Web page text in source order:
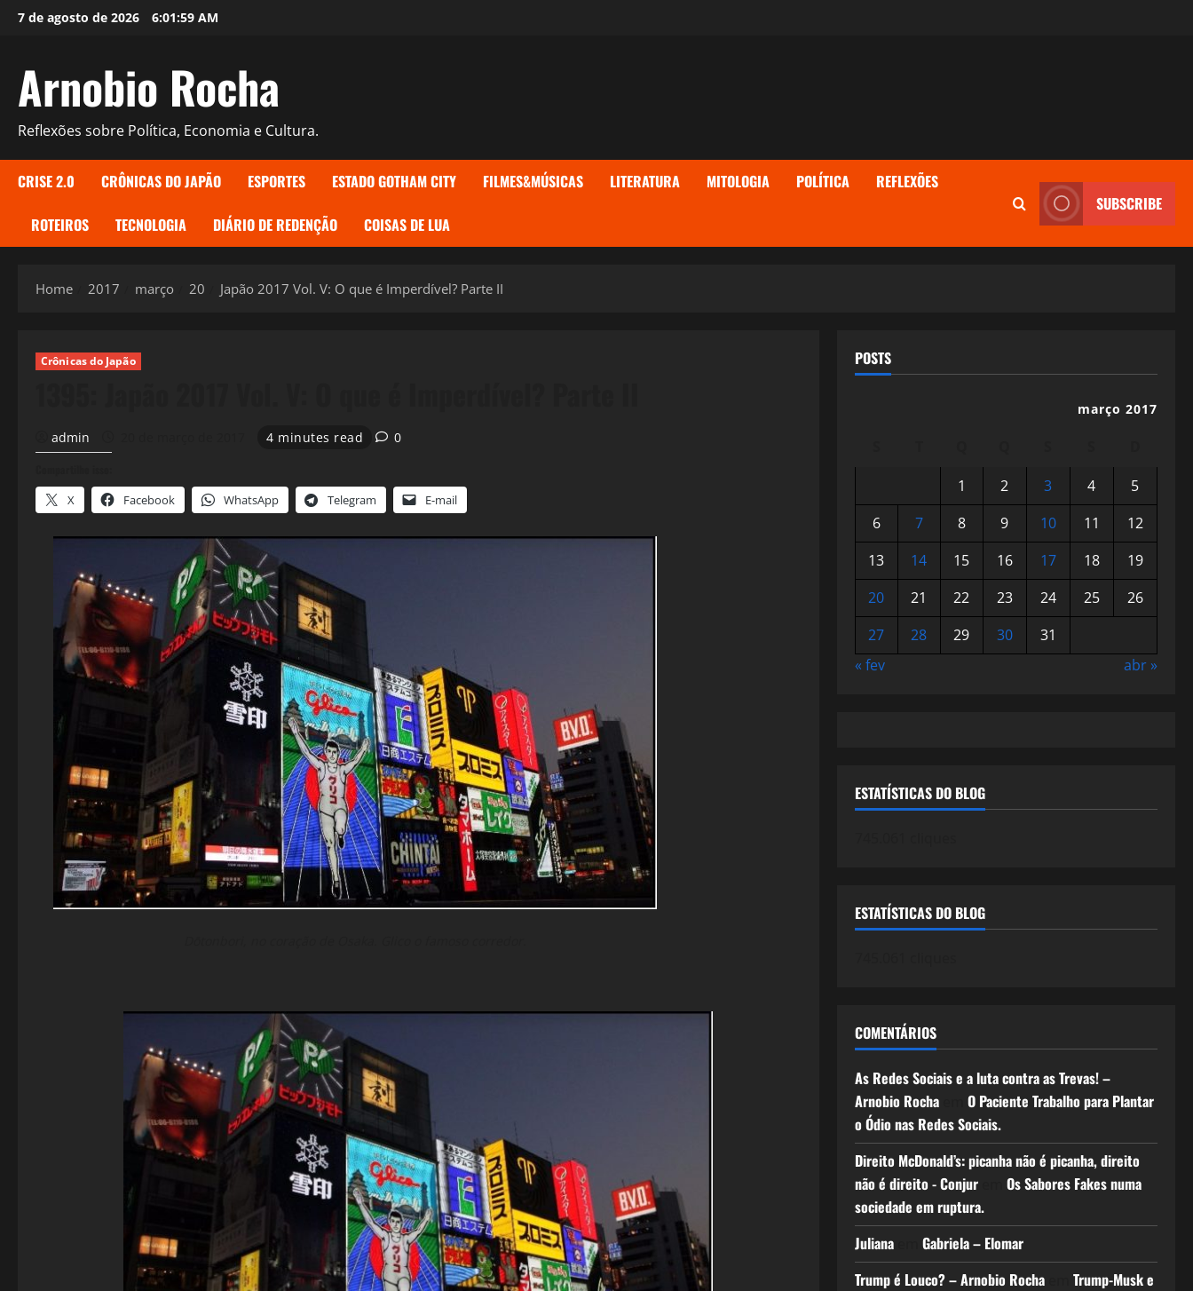
Skip7 de agosto de 2026 6:02:00 AM
Arnobio Rocha
Reflexões sobre Política, Economia e Cultura.
CRISE 2.0 CRÔNICAS DO JAPÃO ESPORTES ESTADO GOTHAM CITY FILMES&MÚSICAS LITERATURA MITOLOGIA POLÍTICA REFLEXÕES
ROTEIROS TECNOLOGIA DIÁRIO DE REDENÇÃO COISAS DE LUA
SUBSCRIBE
Home 2017 março 20 Japão 2017 Vol. V: O que é Imperdível? Parte II
Crônicas do Japão
admin 4 minutes read 0
X Facebook WhatsApp Telegram E-mail
POSTS
março 2017
1
2 3 4
5
6
7 8 9 10 11
12
13
14 15 16 17 18
19
20
21 22 23 24 25
26
27
28 29 30
31
« fev
abr »
ESTATÍSTICAS DO BLOG
ESTATÍSTICAS DO BLOG
COMENTÁRIOS
As Redes Sociais e a luta contra as Trevas! –
Arnobio Rochaem O Paciente Trabalho para Plantar
o Ódio nas Redes Sociais.
Direito McDonald’s: picanha não é picanha, direito
não é direito - Conjurem Os Sabores Fakes numa
sociedade em ruptura.
Julianaem Gabriela – Elomar
Trump é Louco? – Arnobio Rochaem Trump-Musk e